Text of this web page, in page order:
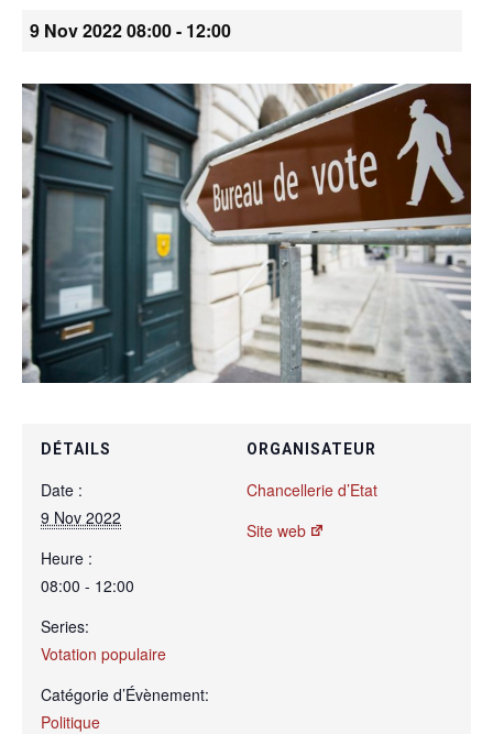
Canton
Genève
9 Nov 2022 08:00- 12:00
DÉTAILS
Date :
9 Nov 2022
Heure :
08:00 - 12:00
Series:
Votation populaire
Catégorie d’Évènement:
Politique
ORGANISATEUR
Chancellerie d’Etat
Site web